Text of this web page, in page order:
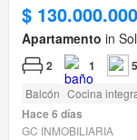
$ 130.000.000
Apartamento in
2 1
Balcón Cocina
Hace 6 días
GC INMOBILIARIA